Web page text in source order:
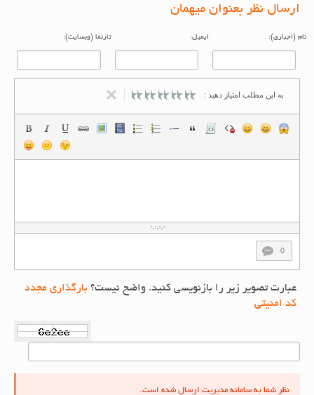
ارسال نظر بعنوان میهمان
(اجباری): ایمیل: تارنما (وبسایت):
به این مطلب امتیاز دهید :
عبارت تصویر زیر را بازنویسی کنید. واضح نیست؟بارگذاری مجدد
کد امنیتی
نظر شما به سامانه مدیریت ارسال شده است.